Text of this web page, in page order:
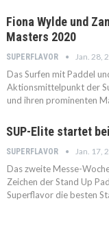
Fiona Wylde und
Masters 2020
SUPERFLAVOR Jan. 28,
Das Surfen mit Paddel
Aktionsmittelpunkt der
und ihren prominenten
SUP-Elite startet
SUPERFLAVOR Jan. 17,
Das zweite Messe-
Zeichen der Stand Up
Superflavor die besten